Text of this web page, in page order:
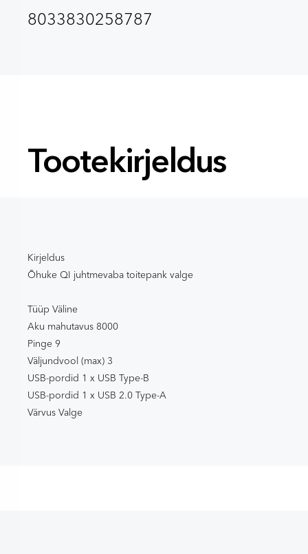
8033830258787
Tootekirjeldus
Kirjeldus
Õhuke QI juhtmevaba toitepank valge
Tüüp Väline
Aku mahutavus 8000
Pinge 9
Väljundvool (max) 3
USB-pordid 1 x USB Type-B
USB-pordid 1 x USB 2.0 Type-A
Värvus Valge